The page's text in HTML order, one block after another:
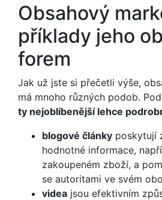
Obsahový
příklady jeho
forem
Jak už jste si přečetli výše,
má mnoho různých podob.
ty nejoblíbenější lehce
blogové články poskytují
hodnotné informace,
zakoupeném zboží, a
se autoritami ve svém
videa jsou efektivním